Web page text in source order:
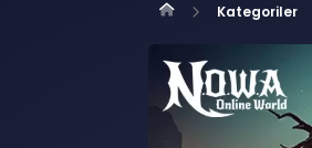
Kategoriler